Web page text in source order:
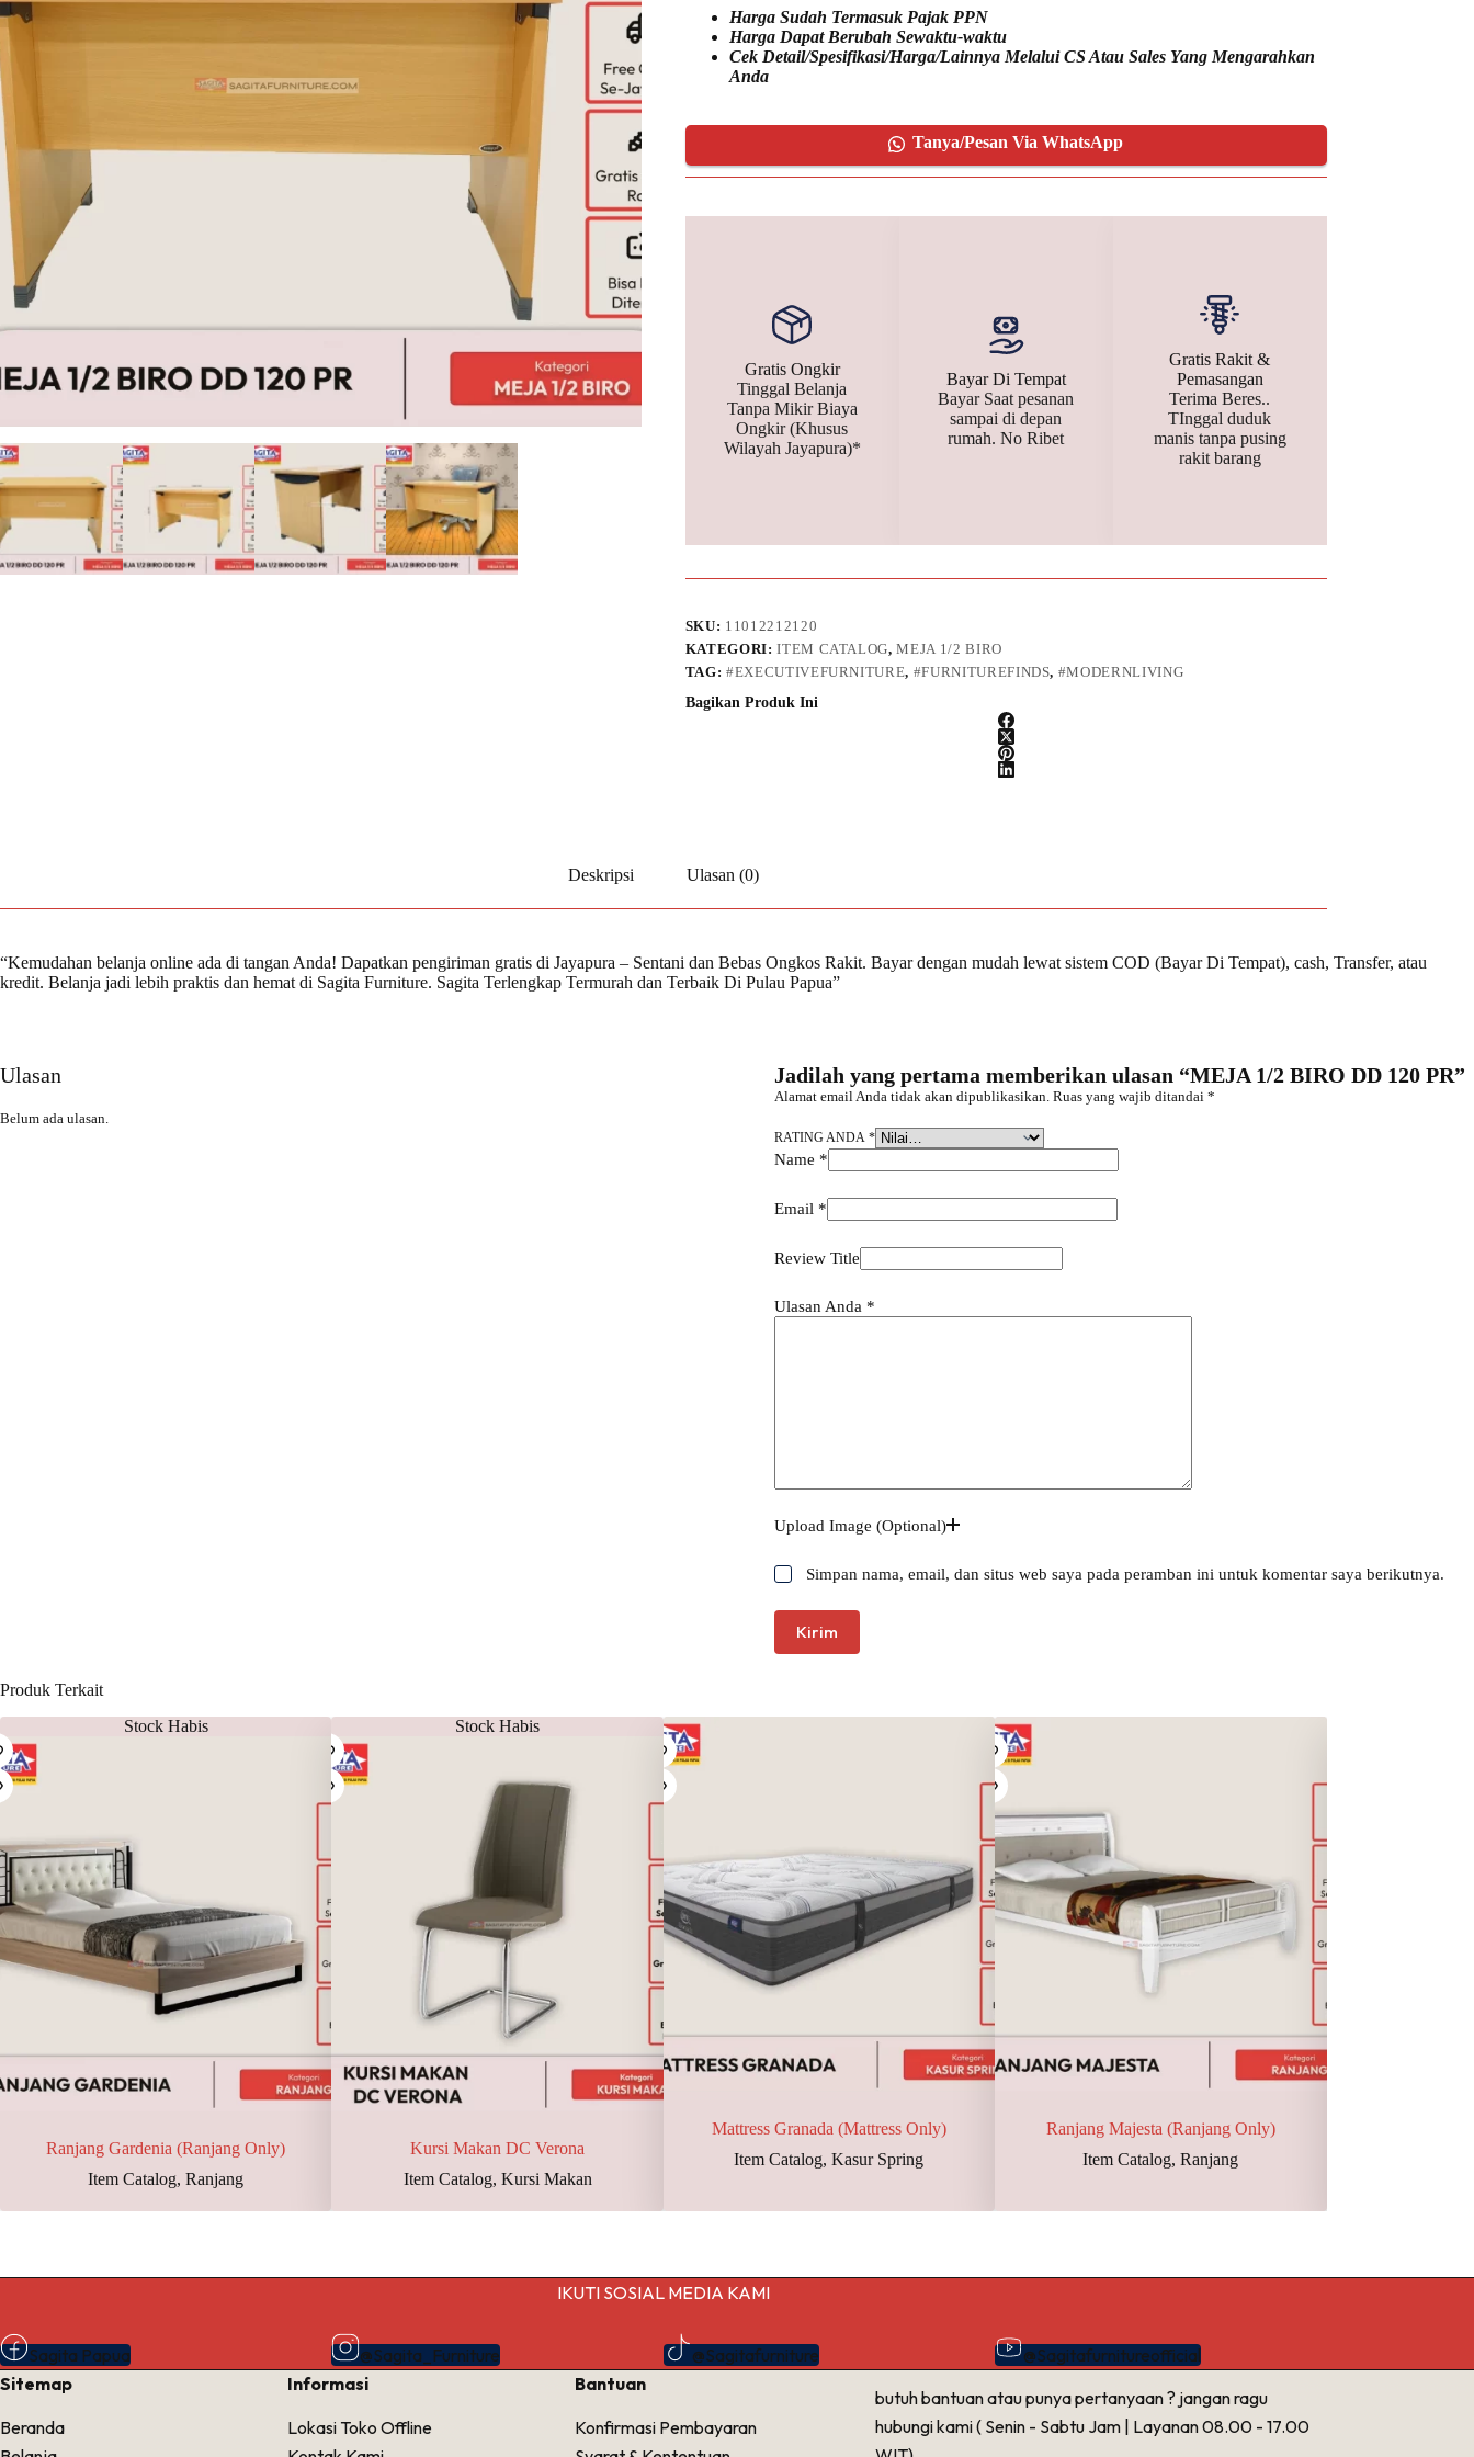
Harga Sudah Termasuk Pajak PPN
Harga Dapat Berubah Sewaktu-waktu
Cek Detail/Spesifikasi/Harga/Lainnya Melalui CS Atau Sales Yang Mengarahkan
Anda
Tanya/Pesan Via WhatsApp
Gratis Ongkir
Tinggal Belanja
Tanpa Mikir Biaya
Ongkir (Khusus
Wilayah Jayapura)*
Bayar Di Tempat
Bayar Saat pesanan
sampai di depan
rumah. No Ribet
Gratis Rakit &
Pemasangan
Terima Beres..
TInggal duduk
manis tanpa pusing
rakit barang
SKU: 11012212120
KATEGORI:ITEM CATALOG,MEJA 1/2 BIRO
TAG:#EXECUTIVEFURNITURE, #FURNITUREFINDS, #MODERNLIVING
Bagikan Produk Ini
Deskripsi Ulasan (0)
“Kemudahan belanja online ada di tangan Anda! Dapatkan pengiriman gratis di Jayapura – Sentani dan Bebas Ongkos Rakit. Bayar dengan mudah lewat sistem COD (Bayar Di Tempat), cash, Transfer, atau
kredit. Belanja jadi lebih praktis dan hemat di Sagita Furniture. Sagita Terlengkap Termurah dan Terbaik Di Pulau Papua”
Ulasan
Belum ada ulasan.
Jadilah yang pertama memberikan ulasan “MEJA 1/2 BIRO DD 120 PR”
Alamat email Anda tidak akan dipublikasikan. Ruas yang wajib ditandai *
RATING ANDA *
Name *
Email *
Review Title
Ulasan Anda *
Upload Image (Optional)
Simpan nama, email, dan situs web saya pada peramban ini untuk komentar saya berikutnya.
Kirim
Produk Terkait
Stock Habis
Ranjang Gardenia (Ranjang Only)
Item Catalog,Ranjang
Stock Habis
Kursi Makan DC Verona
Item Catalog, Kursi Makan
Mattress Granada (Mattress Only)
Item Catalog,Kasur Spring
Ranjang Majesta (Ranjang Only)
Item Catalog,Ranjang
IKUTI SOSIAL MEDIA KAMI
Sagita Papua @Sagita_Furniture @Sagitafurniture
@Sagitafurnitureofficial
Sitemap
Beranda
Informasi
Lokasi Toko Offline
Bantuan
Konfirmasi Pembayaran
butuh bantuan atau punya pertanyaan ? jangan ragu
hubungi kami ( Senin - Sabtu Jam | Layanan 08.00 - 17.00